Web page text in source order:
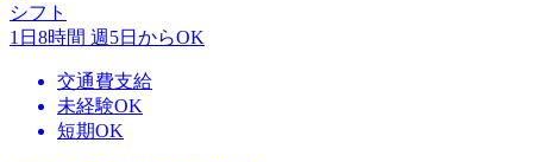
シフト
1日8時間 週5日からOK
交通費支給
未経験OK
短期OK